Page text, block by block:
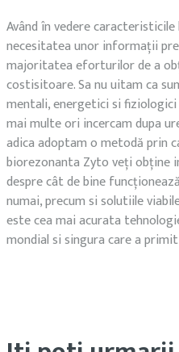
Având în vedere
necesitatea unor informații
majoritatea eforturilor de a
costisitoare. Sa nu uitam ca
mentali, energetici si
mai multe ori incercam dupa
adica adoptam o metodă prin
biorezonanta Zyto veți obține
despre cât de bine
numai, precum si solutiile
este cea mai acurata
mondial si singura care a